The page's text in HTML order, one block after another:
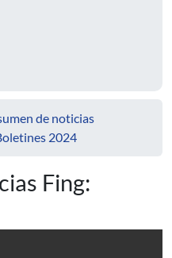
de noticias
2024
Fing: